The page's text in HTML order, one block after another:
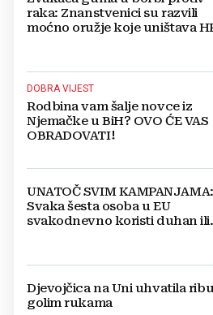
raka: Znanstvenici su razvili
moćno oružje koje uništava
DOBRA VIJEST
Rodbina vam šalje novce iz
Njemačke u BiH? OVO ĆE VAS
OBRADOVATI!
UNATOČ SVIM KAMPANJAMA:
Svaka šesta osoba u EU
svakodnevno koristi duhan ili
Djevojčica na Uni uhvatila
golim rukama